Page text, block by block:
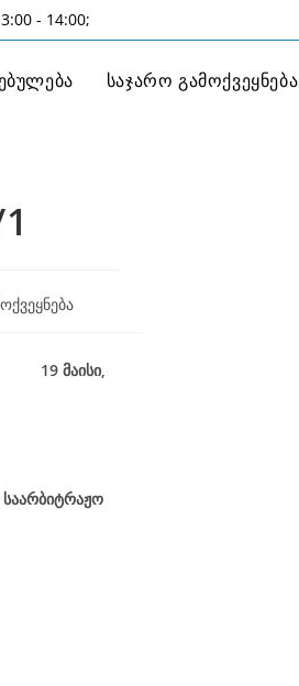
- 14:00;
საჯარო გამოქვეყნება
19 მაისი,